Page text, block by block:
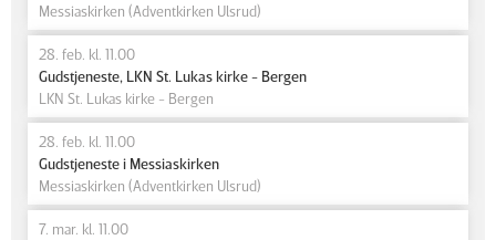
Messiaskirken (Adventkirken Ulsrud)
28. feb. kl. 11.00
Gudstjeneste, LKN St. Lukas kirke - Bergen
LKN St. Lukas kirke - Bergen
28. feb. kl. 11.00
Gudstjeneste i Messiaskirken
Messiaskirken (Adventkirken Ulsrud)
7. mar. kl. 11.00